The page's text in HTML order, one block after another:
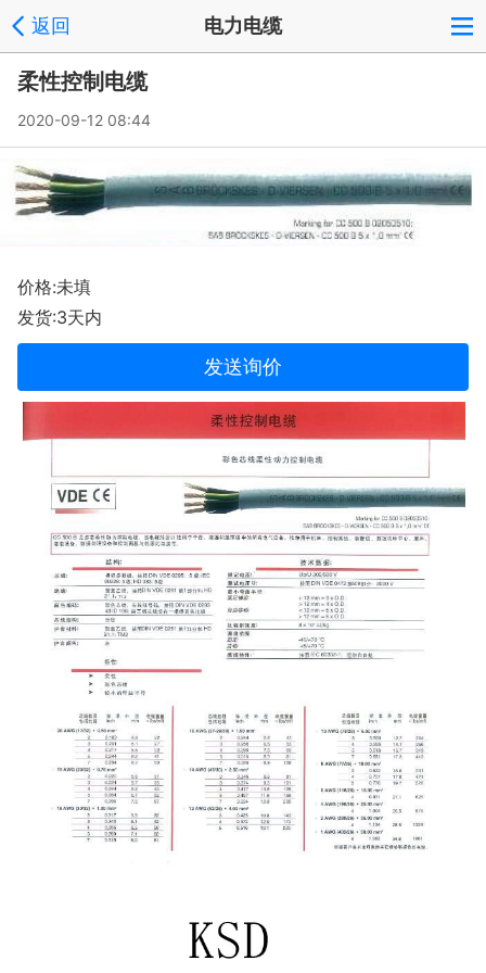
返回 电力电缆
柔性控制电缆
2020-09-12 08:44
价格:未填
发货:3天内
发送询价